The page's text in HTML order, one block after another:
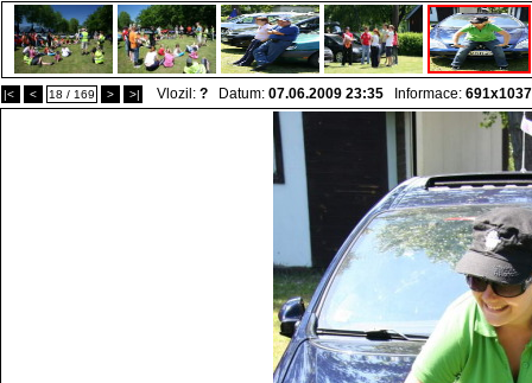
|< < 18 / 169 > >| Vlozil: ? Datum: 07.06.2009 23:35 Informace: